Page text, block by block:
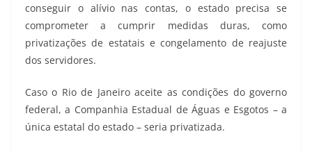
conseguir o alívio nas contas, o estado precisa se
comprometer a cumprir medidas duras, como
privatizações de estatais e congelamento de reajuste
dos servidores.
Caso o Rio de Janeiro aceite as condições do governo
federal, a Companhia Estadual de Águas e Esgotos – a
única estatal do estado – seria privatizada.